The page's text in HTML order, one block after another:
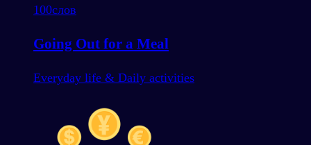
100слов
Going Out for a Meal
Everyday life & Daily activities